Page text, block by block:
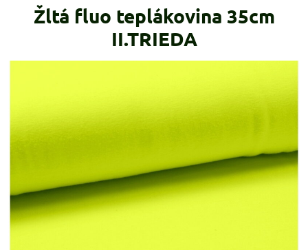
Žltá fluo teplákovina 35cm
II.TRIEDA